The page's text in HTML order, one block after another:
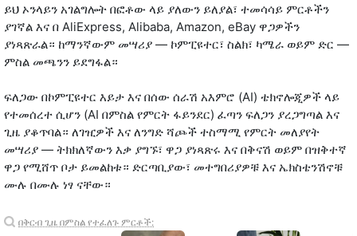
ይህ ኦንላይን አገልግሎት በፎቶው ላይ ያለውን ይለያል፣ ተመሳሳይ ምርቶችን
ያገኛል እና በ AliExpress, Alibaba, Amazon, eBay ዋጋዎችን
ያነጻጽራል። ከማንኛውም መሣሪያ — ኮምፒዩተር፣ ስልክ፣ ካሜራ ወይም ድር —
ምስል መጫንን ይደግፋል።
ፍለጋው በኮምፒዩተር እይታ እና በሰው ሰራሽ አእምሮ (AI) ቴክኖሎጂዎች ላይ
የተመሰረተ ሲሆን (AI በምስል የምርት ፋይንደር) ፈጣን ፍለጋን ያረጋግጣል እና
ጊዜ ያቆጥባል። ለገዢዎች እና ለንግድ ሻጮች ተስማሚ የምርት መለያየት
መሣሪያ — ትክክለኛውን እቃ ያግኙ፣ ዋጋ ያነጻጽሩ እና በቅናሽ ወይም በዝቅተኛ
ዋጋ የሚሸጥ ቦታ ይመልከቱ። ድርጣቢያው፣ መተግበሪያዎቹ እና ኤክስቴንሽኖቹ
ሙሉ በሙሉ ነፃ ናቸው።
በቅርብ ጊዜ በምስል የተፈለጉ ምርቶች: